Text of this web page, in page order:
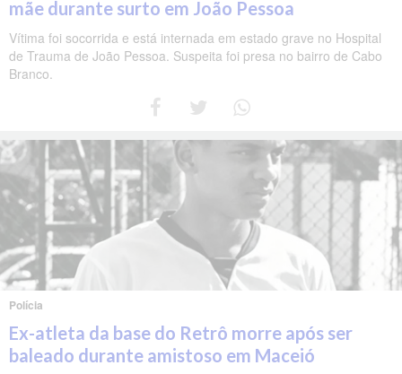
mãe durante surto em João Pessoa
Vítima foi socorrida e está internada em estado grave no Hospital
de Trauma de João Pessoa. Suspeita foi presa no bairro de Cabo
Branco.
Polícia
Ex-atleta da base do Retrô morre após ser
baleado durante amistoso em Maceió